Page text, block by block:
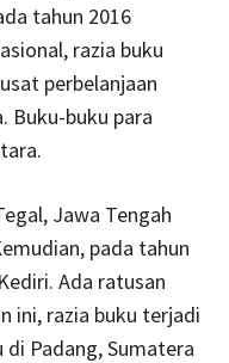
tahun 2016
razia buku
perbelanjaan
Buku-buku para
Jawa Tengah
pada tahun
Ada ratusan
ini, razia buku terjadi
Padang, Sumatera